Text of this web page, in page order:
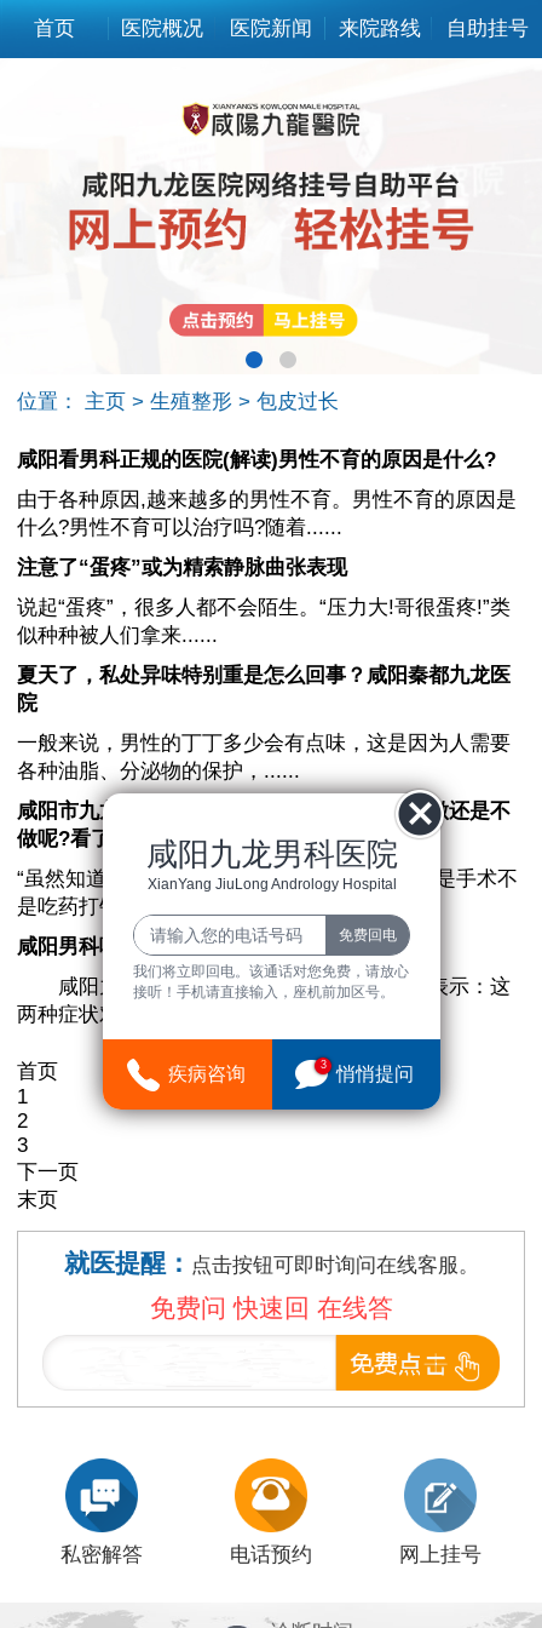
首页 医院概况 医院新闻 来院路线 自助挂号
位置： 主页 > 生殖整形 > 包皮过长
咸阳看男科正规的医院(解读)男性不育的原因是什么?
由于各种原因,越来越多的男性不育。男性不育的原因是
什么?男性不育可以治疗吗?随着......
注意了“蛋疼”或为精索静脉曲张表现
说起“蛋疼”，很多人都不会陌生。“压力大!哥很蛋疼!”类
似种种被人们拿来......
夏天了，私处异味特别重是怎么回事？咸阳秦都九龙医
院
一般来说，男性的丁丁多少会有点味，这是因为人需要
各种油脂、分泌物的保护，......
咸阳市九龙医院好不好？包皮手术疼不疼，是做还是不
做呢?看了你就明白了
“虽然知道包皮过长有些危害，但一想到需要的是手术不
是吃药打针还是有几分害怕，担心......
咸阳男科哪家医院好_咸阳九龙医院找专家
咸阳九龙医院靠谱么，咸阳九龙医院医生表示：这
两种症状对男性的影响也不同，不过......
首页
1
2
3
下一页
末页
就医提醒： 点击按钮可即时询问在线客服。
免费问 快速回 在线答
私密解答 电话预约 网上挂号
咸阳九龙男科医院
XianYang JiuLong Andrology Hospital
我们将立即回电。该通话对您免费，请放心
接听！手机请直接输入，座机前加区号。
疾病咨询 3 悄悄提问